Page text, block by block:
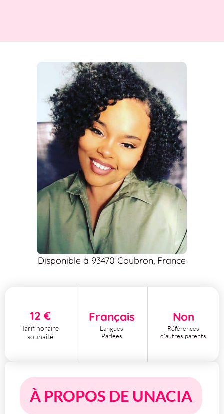
Disponible à 93470 Coubron, France
12 €
Tarif horaire
souhaité
Français
Langues
Parlées
Non
Références
d'autres parents
À PROPOS DE UNACIA